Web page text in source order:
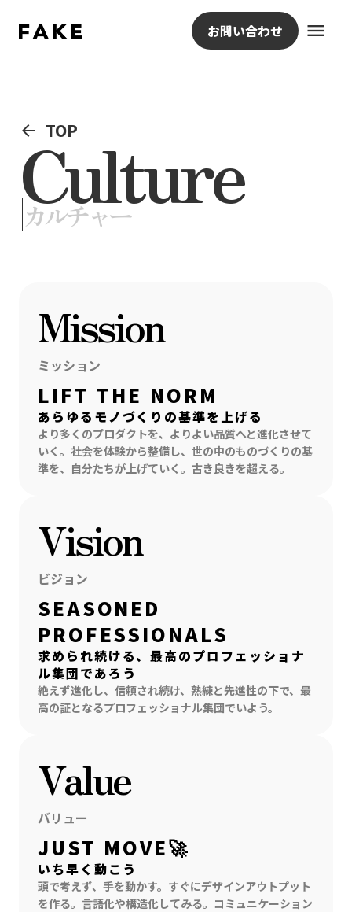
お問い合わせ menu
arrow_back TOP
Culture
|カルチャー
Mission
ミッション
LIFT THE NORM
あらゆるモノづくりの基準を上げる
より多くのプロダクトを、よりよい品質へと進化させて
いく。社会を体験から整備し、世の中のものづくりの基
準を、自分たちが上げていく。古き良きを超える。
Vision
ビジョン
SEASONED
PROFESSIONALS
求められ続ける、最高のプロフェッショナ
ル集団であろう
絶えず進化し、信頼され続け、熟練と先進性の下で、最
高の証となるプロフェッショナル集団でいよう。
Value
バリュー
JUST MOVE🚀
いち早く動こう
頭で考えず、手を動かす。すぐにデザインアウトプット
を作る。言語化や構造化してみる。コミュニケーション